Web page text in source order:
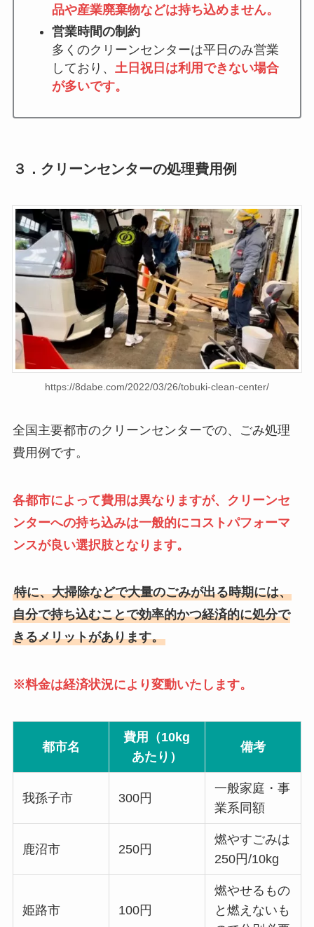
品や産業廃棄物などは持ち込めません。
営業時間の制約
多くのクリーンセンターは平日のみ営業
しており、
土日祝日は利用できない場合
が多いです。
３．クリーンセンターの処理費用例
https://8dabe.com/2022/03/26/tobuki-clean-center/
全国主要都市のクリーンセンターでの、ごみ処理
費用例です。
各都市によって費用は異なりますが、クリーンセ
ンターへの持ち込みは一般的にコストパフォーマ
ンスが良い選択肢となります。
特に、大掃除などで大量のごみが出る時期には、
自分で持ち込むことで効率的かつ経済的に処分で
きるメリットがあります。
※料金は経済状況により変動いたします。
都市名
費用（10kg
あたり）
備考
我孫子市 300円
一般家庭・事
業系同額
鹿沼市 250円
燃やすごみは
250円/10kg
姫路市 100円
燃やせるもの
と燃えないも